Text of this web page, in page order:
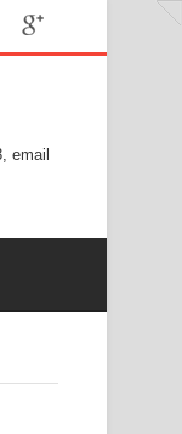
email